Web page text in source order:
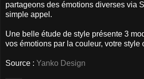
partageons des émotions diverses via
simple appel.
Une belle étude de style présente 3
vos émotions par la couleur, votre style
Source : Yanko Design